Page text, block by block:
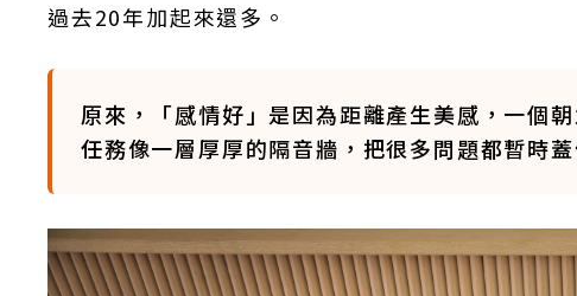
過去20年加起來還多。
原來，「感情好」是因為距離產生美感，一個
任務像一層厚厚的隔音牆，把很多問題都暫時蓋